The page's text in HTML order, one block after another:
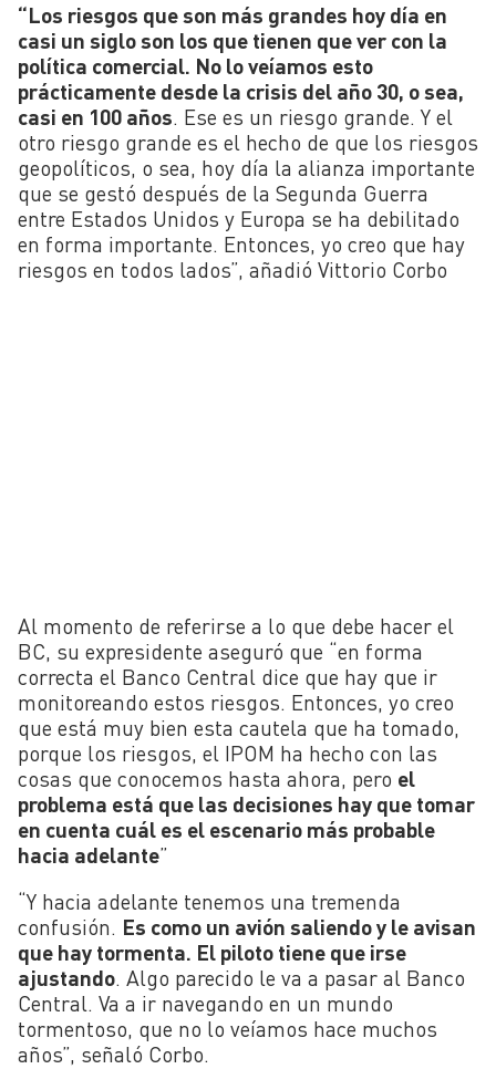
“Los riesgos que son más grandes hoy día en
casi un siglo son los que tienen que ver con la
política comercial. No lo veíamos esto
prácticamente desde la crisis del año 30, o sea,
casi en 100 años. Ese es un riesgo grande. Y el
otro riesgo grande es el hecho de que los riesgos
geopolíticos, o sea, hoy día la alianza importante
que se gestó después de la Segunda Guerra
entre Estados Unidos y Europa se ha debilitado
en forma importante. Entonces, yo creo que hay
riesgos en todos lados”, añadió Vittorio Corbo
Al momento de referirse a lo que debe hacer el
BC, su expresidente aseguró que “en forma
correcta el Banco Central dice que hay que ir
monitoreando estos riesgos. Entonces, yo creo
que está muy bien esta cautela que ha tomado,
porque los riesgos, el IPOM ha hecho con las
cosas que conocemos hasta ahora, pero el
problema está que las decisiones hay que tomar
en cuenta cuál es el escenario más probable
hacia adelante”
“Y hacia adelante tenemos una tremenda
confusión. Es como un avión saliendo y le avisan
que hay tormenta. El piloto tiene que irse
ajustando. Algo parecido le va a pasar al Banco
Central. Va a ir navegando en un mundo
tormentoso, que no lo veíamos hace muchos
años”, señaló Corbo.